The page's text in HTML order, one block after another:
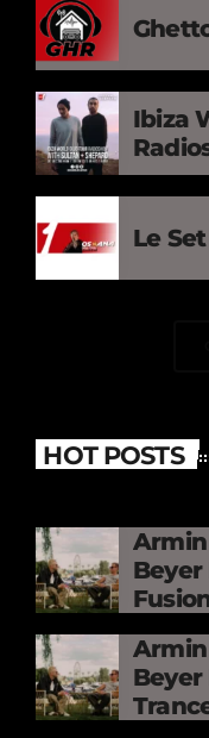
Ibiza
Le
HOT POSTS
Beyer
Mercy
Armin
Beyer